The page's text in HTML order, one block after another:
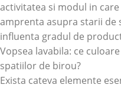
activitatea si modul in
amprenta asupra starii de
influenta gradul de
Vopsea lavabila: ce
spatiilor de birou?
Exista cateva elemente